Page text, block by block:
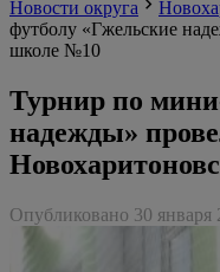
Новости округа
футболу «Гжельские
школе №10
Турнир по
надежды»
Опубликовано 30 января